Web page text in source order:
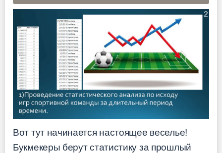
Вот тут начинается настоящее веселье!
Букмекеры берут статистику за прошлый